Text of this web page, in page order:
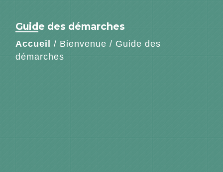
Guide des démarches
Accueil / Bienvenue / Guide des
démarches